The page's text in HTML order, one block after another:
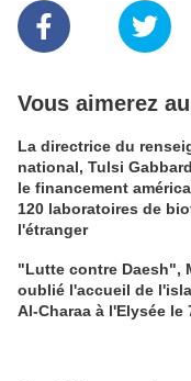
Vous aimerez
La directrice du
national, Tulsi
le financement
120 laboratoires de
l'étranger
"Lutte contre Daesh",
oublié l'accueil de
Al-Charaa à l'Elysée le